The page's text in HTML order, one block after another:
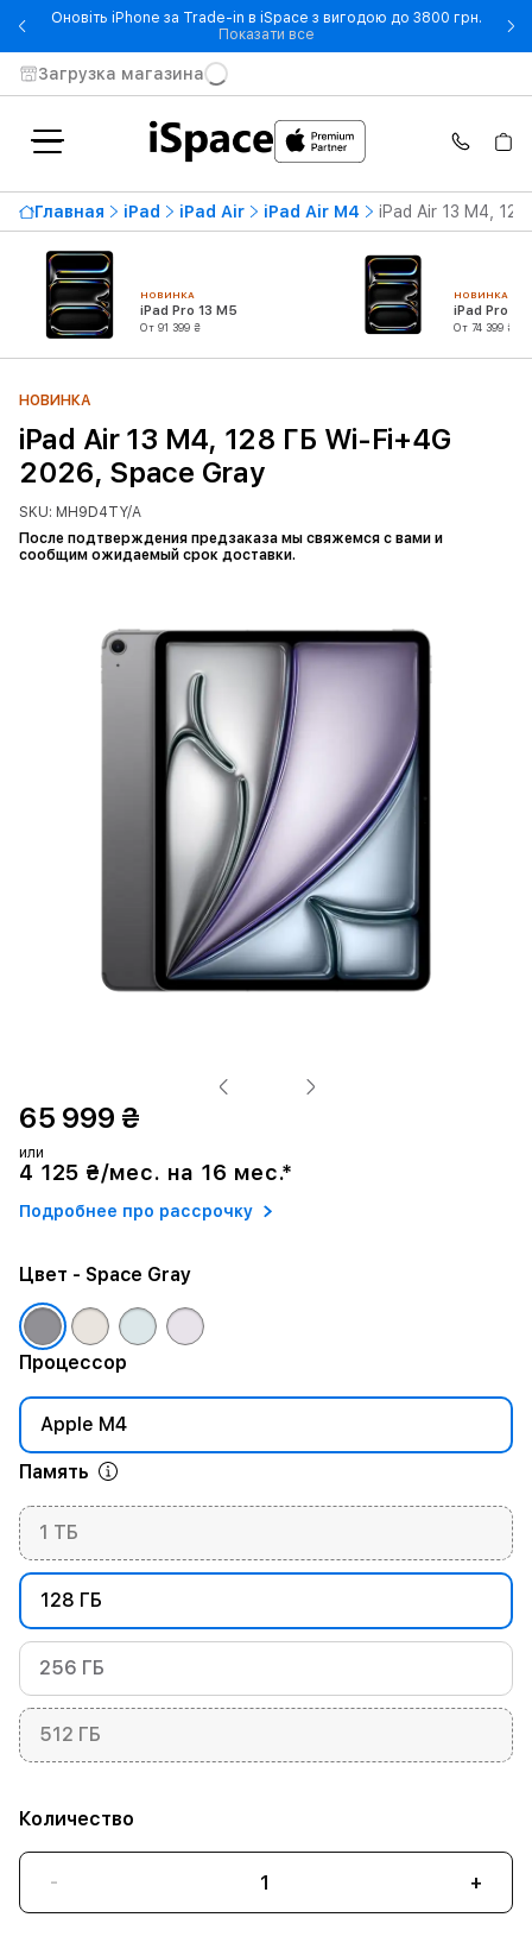
Оновіть iPhone за Trade-in в iSpace з вигодою до 3800 грн.
Показати все- Оновіть iPhone за Trade-in
Загрузка магазина
Главная iPad iPad Air iPad Air M4 iPad Air 13 M4,
НОВИНКА
iPad Pro 13 M5
От 91 399 ₴
НОВИНКА
iPad Pro 11
От 74 399 ₴
НОВИНКА
iPad Air 13 M4, 128 ГБ Wi-Fi+4G
2026, Space Gray
SKU: MH9D4TY/A
После подтверждения предзаказа мы свяжемся с вами и
сообщим ожидаемый срок доставки.
65 999 ₴
или
4 125 ₴/мес. на 16 мес.*
Подробнее про рассрочку
Цвет - Space Gray
Процессор
Apple M4
Память
1 ТБ
128 ГБ
256 ГБ
512 ГБ
Количество
- +